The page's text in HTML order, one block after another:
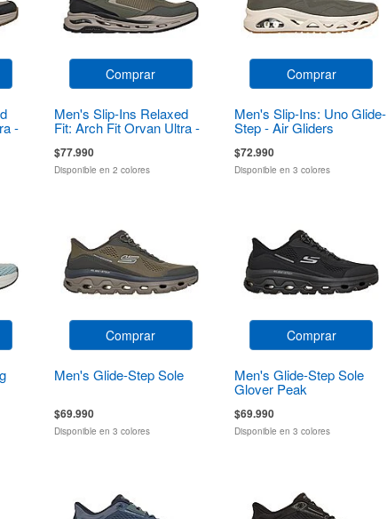
-
Comprar
Men's Slip-Ins Relaxed
Fit: Arch Fit Orvan Ultra -
$77.990
Disponible en 2 colores
Comprar
Men's Slip-Ins: Uno Glide-
Step - Air Gliders
$72.990
Disponible en 3 colores
Comprar
Men's Glide-Step Sole
$69.990
Disponible en 3 colores
Comprar
Men's Glide-Step Sole
Glover Peak
$69.990
Disponible en 3 colores